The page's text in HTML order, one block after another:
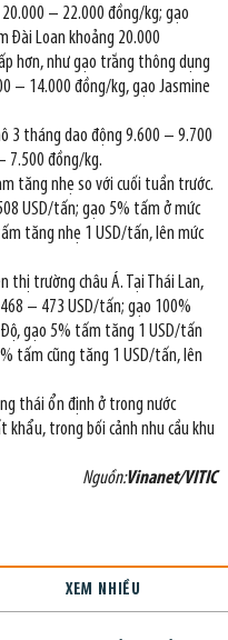
– 22.000 đồng/kg; gạo
Đài Loan khoảng 20.000
hơn, như gạo trắng thông dụng
– 14.000 đồng/kg, gạo Jasmine
3 tháng dao động 9.600 – 9.700
7.500 đồng/kg.
tăng nhẹ so với cuối tuần trước.
USD/tấn; gạo 5% tấm ở mức
tăng nhẹ 1 USD/tấn, lên mức
thị trường châu Á. Tại Thái Lan,
– 473 USD/tấn; gạo 100%
gạo 5% tấm tăng 1 USD/tấn
tấm cũng tăng 1 USD/tấn, lên
thái ổn định ở trong nước
khẩu, trong bối cảnh nhu cầu khu
Nguồn:Vinanet/VITIC
XEM NHIỀU